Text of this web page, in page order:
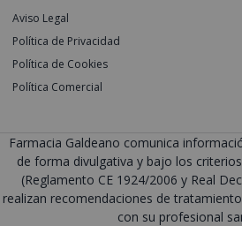
Aviso Legal
Política de Privacidad
Política de Cookies
Política Comercial
Farmacia Galdeano comunica
de forma divulgativa y bajo los
(Reglamento CE 1924/2006 y Real
realizan recomendaciones de
con su profesional